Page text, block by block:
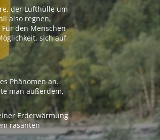
der Lufthülle um
also regnen,
den Menschen
sich auf
Phänomen an.
man außerdem,
Erderwärmung
rasanten